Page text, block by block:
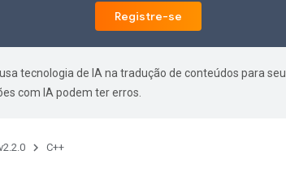
Registre-se
tecnologia de IA na tradução de conteúdos para seu
com IA podem ter erros.
C++